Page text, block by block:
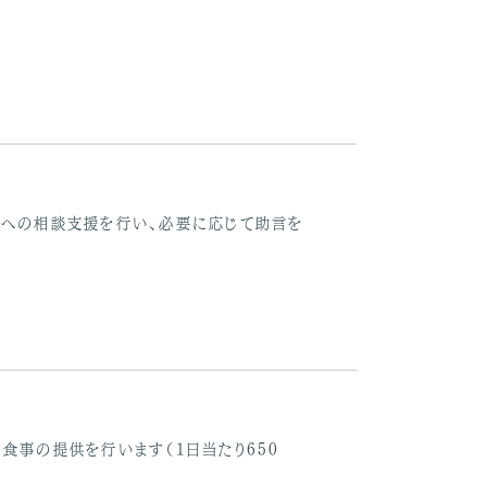
の相談支援を行い、必要に応じて助言を
事の提供を行います（1日当たり650